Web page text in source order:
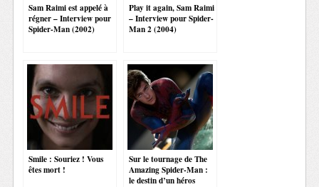
Sam Raimi est appelé à
régner – Interview pour
Spider-Man (2002)
Play it again, Sam Raimi
– Interview pour Spider-
Man 2 (2004)
Smile : Souriez ! Vous
êtes mort !
Sur le tournage de The
Amazing Spider-Man :
le destin d’un héros